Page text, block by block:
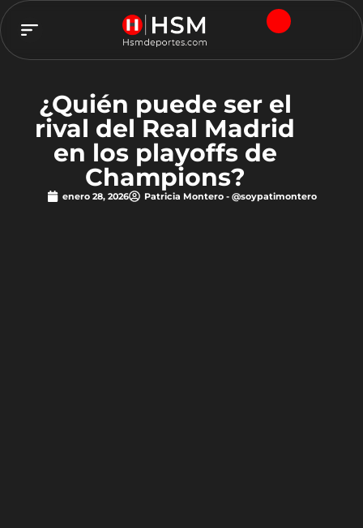
¿Quién puede ser el
rival del Real Madrid
en los playoffs de
Champions?
enero 28, 2026 Patricia Montero - @soypatimontero